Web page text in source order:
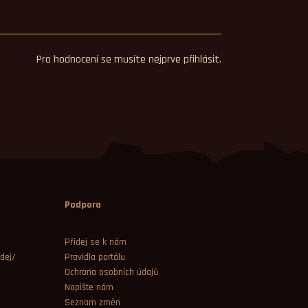
Pro hodnocení se musíte nejprve přihlásit.
Podpora
Přidej se k nám
Pravidla portálu
Ochrana osobních údajů
Napište nám
Seznam změn